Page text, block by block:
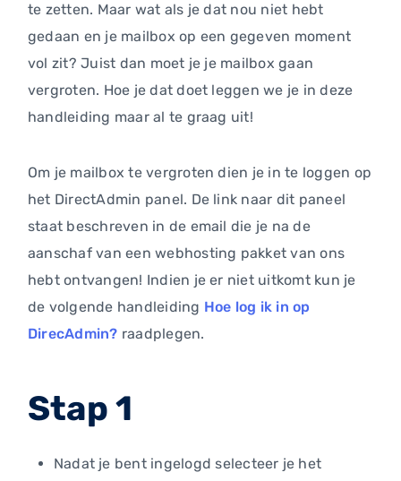
te zetten. Maar wat als je dat nou niet hebt
gedaan en je mailbox op een gegeven moment
vol zit? Juist dan moet je je mailbox gaan
vergroten. Hoe je dat doet leggen we je in deze
handleiding maar al te graag uit!
Om je mailbox te vergroten dien je in te loggen op
het DirectAdmin panel. De link naar dit paneel
staat beschreven in de email die je na de
aanschaf van een webhosting pakket van ons
hebt ontvangen! Indien je er niet uitkomt kun je
de volgende handleiding Hoe log ik in op
DirecAdmin? raadplegen.
Stap 1
Nadat je bent ingelogd selecteer je het